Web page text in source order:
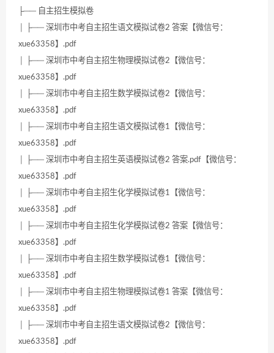
├── 自主招生模拟卷
│ ├── 深圳市中考自主招生语文模拟试卷2 答案【微信号：
xue63358】.pdf
│ ├── 深圳市中考自主招生物理模拟试卷2【微信号：
xue63358】.pdf
│ ├── 深圳市中考自主招生数学模拟试卷2【微信号：
xue63358】.pdf
│ ├── 深圳市中考自主招生语文模拟试卷1【微信号：
xue63358】.pdf
│ ├── 深圳市中考自主招生英语模拟试卷2 答案.pdf【微信号：
xue63358】.pdf
│ ├── 深圳市中考自主招生化学模拟试卷1【微信号：
xue63358】.pdf
│ ├── 深圳市中考自主招生化学模拟试卷2 答案【微信号：
xue63358】.pdf
│ ├── 深圳市中考自主招生数学模拟试卷1【微信号：
xue63358】.pdf
│ ├── 深圳市中考自主招生物理模拟试卷1 答案【微信号：
xue63358】.pdf
│ ├── 深圳市中考自主招生语文模拟试卷2【微信号：
xue63358】.pdf